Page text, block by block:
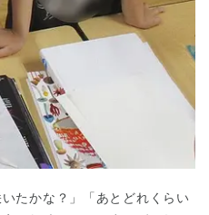
たかな？」「あとどれくらい